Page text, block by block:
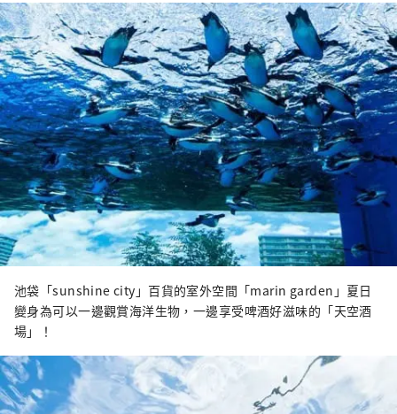
池袋「sunshine city」百貨的室外空間「marin garden」夏日
變身為可以一邊觀賞海洋生物，一邊享受啤酒好滋味的「天空酒
場」！